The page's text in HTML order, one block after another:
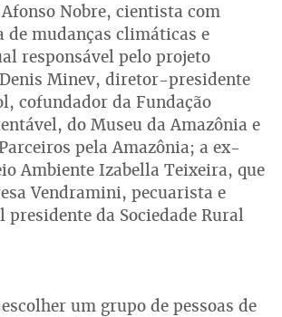
Nobre, cientista com
de mudanças climáticas e
responsável pelo projeto
Minev, diretor-presidente
cofundador da Fundação
do Museu da Amazônia e
pela Amazônia; a ex-
Ambiente Izabella Teixeira, que
Vendramini, pecuarista e
presidente da Sociedade Rural
um grupo de pessoas de